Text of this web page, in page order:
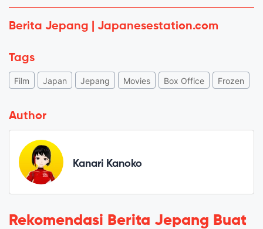
Berita Jepang | Japanesestation.com
Tags
Film Japan Jepang Movies Box Office Frozen
Author
Kanari Kanoko
Rekomendasi Berita Jepang Buat